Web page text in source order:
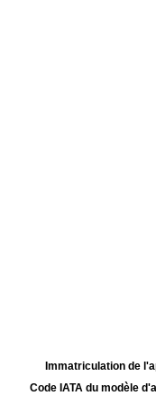
Immatriculation de
Code IATA du modèle